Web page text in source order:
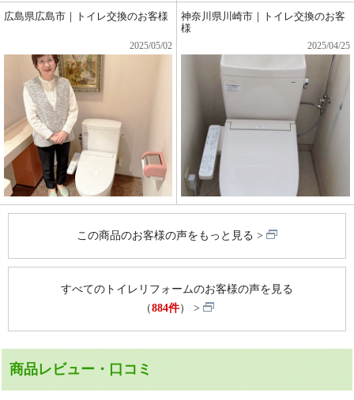
広島県広島市｜トイレ交換のお客様
2025/05/02
神奈川県川崎市｜トイレ交換のお客
様
2025/04/25
この商品のお客様の声をもっと見る
すべてのトイレリフォームのお客様の声を見る
（884件）
商品レビュー・口コミ